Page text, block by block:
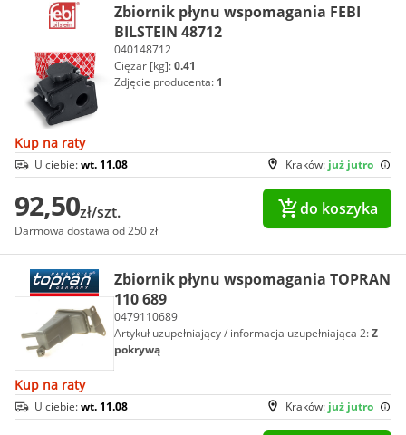
Zbiornik płynu wspomagania FEBI
BILSTEIN 48712
040148712
Ciężar [kg]:0.41
Zdjęcie producenta: 1
Kup na raty
Kraków: już jutro
U ciebie:wt. 11.08
92,50zł/szt.
Darmowa dostawa od 250 zł
do koszyka
Zbiornik płynu wspomagania TOPRAN
110 689
0479110689
Artykuł uzupełniający / informacja uzupełniająca 2:Z
pokrywą
Kup na raty
Kraków: już jutro
U ciebie:wt. 11.08